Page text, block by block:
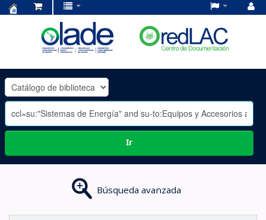
OLADE
-
Ir
Búsqueda avanzada